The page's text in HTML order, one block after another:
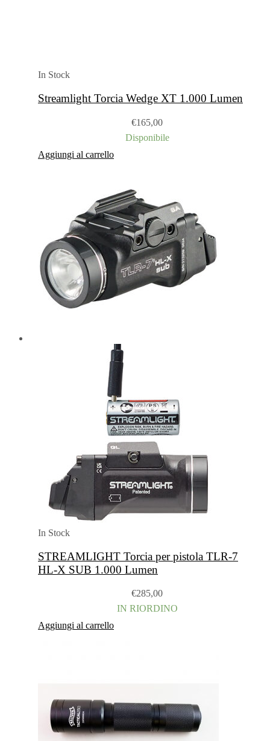
In Stock
Streamlight Torcia Wedge XT 1.000 Lumen
€165,00
Disponibile
Aggiungi al carrello
In Stock
STREAMLIGHT Torcia per pistola TLR-7
HL-X SUB 1.000 Lumen
€285,00
IN RIORDINO
Aggiungi al carrello